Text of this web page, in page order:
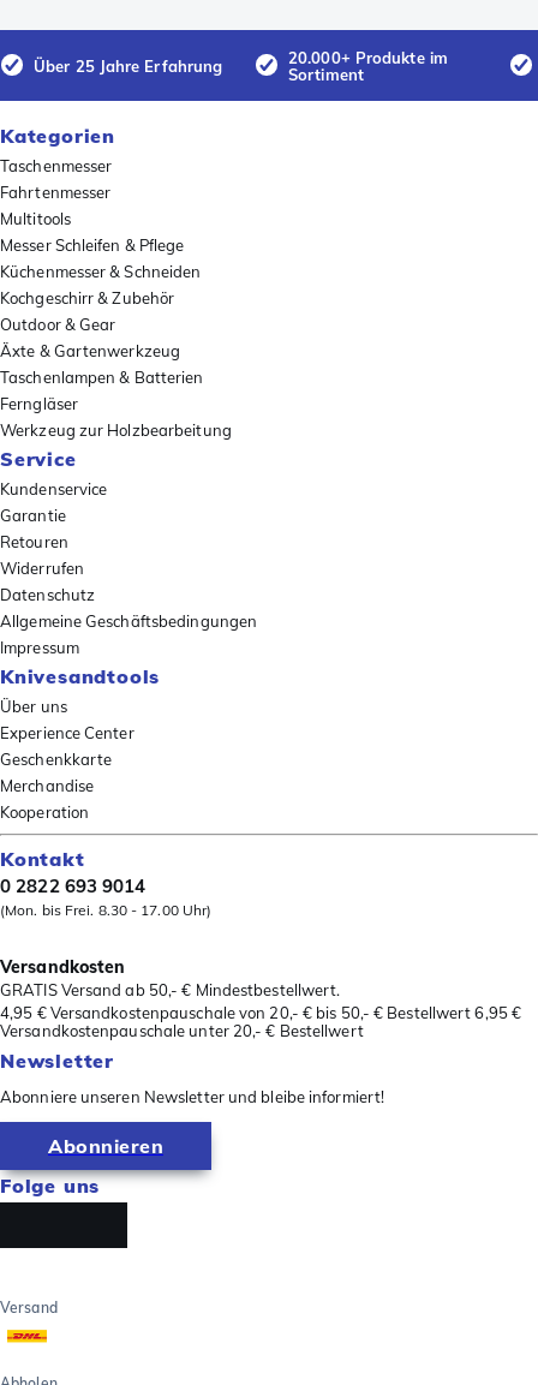
Über 25 Jahre Erfahrung
20.000+ Produkte im
Sortiment
Kategorien
Taschenmesser
Fahrtenmesser
Multitools
Messer Schleifen & Pflege
Küchenmesser & Schneiden
Kochgeschirr & Zubehör
Outdoor & Gear
Äxte & Gartenwerkzeug
Taschenlampen & Batterien
Ferngläser
Werkzeug zur Holzbearbeitung
Service
Kundenservice
Garantie
Retouren
Widerrufen
Datenschutz
Allgemeine Geschäftsbedingungen
Impressum
Knivesandtools
Über uns
Experience Center
Geschenkkarte
Merchandise
Kooperation
Kontakt
0 2822 693 9014
(Mon. bis Frei. 8.30 - 17.00 Uhr)
Versandkosten
GRATIS Versand ab 50,- € Mindestbestellwert.
4,95 € Versandkostenpauschale von 20,- € bis 50,- € Bestellwert 6,95 €
Versandkostenpauschale unter 20,- € Bestellwert
Newsletter
Abonniere unseren Newsletter und bleibe informiert!
Abonnieren
Folge uns
Versand